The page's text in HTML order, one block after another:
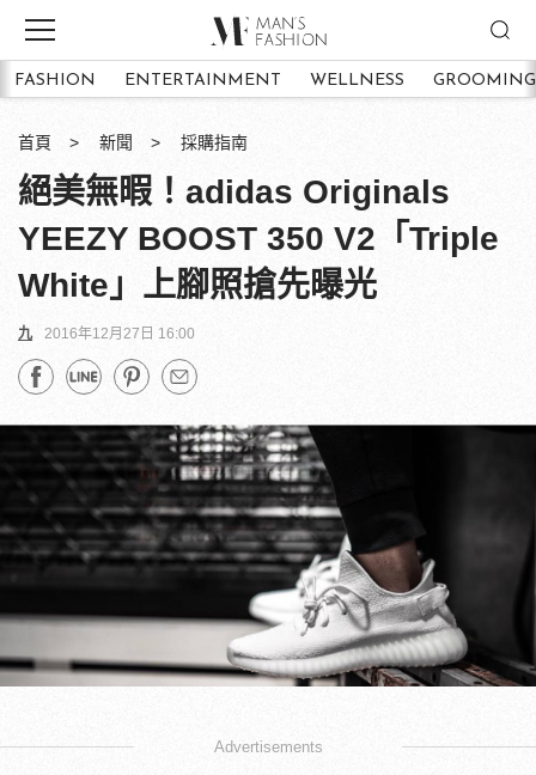
FASHION ENTERTAINMENT WELLNESS GROOMING
首頁 新聞 採購指南
絕美無暇！adidas Originals
YEEZY BOOST 350 V2「Triple
White」上腳照搶先曝光
九 2016年12月27日 16:00
Advertisements